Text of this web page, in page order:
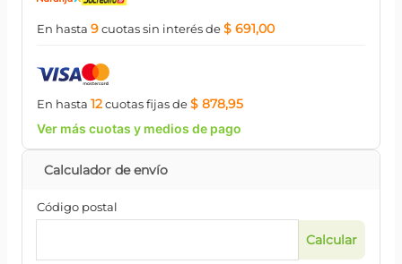
En hasta 9cuotassin interésde$ 691,00
En hasta 12cuotasfijasde$ 878,95
Ver más cuotas y medios de pago
Código postal